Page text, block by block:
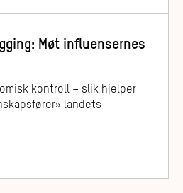
Møt influensernes
kontroll – slik hjelper
landets